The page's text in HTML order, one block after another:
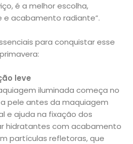
é a melhor escolha,
acabamento radiante”.
para conquistar esse
leve
iluminada começa no
pele antes da maquiagem
e ajuda na fixação dos
hidratantes com acabamento
partículas refletoras, que